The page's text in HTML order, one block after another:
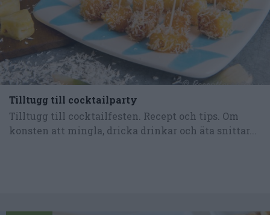
Tilltugg till cocktailparty
Tilltugg till cocktailfesten. Recept och tips. Om
konsten att mingla, dricka drinkar och äta snittar...